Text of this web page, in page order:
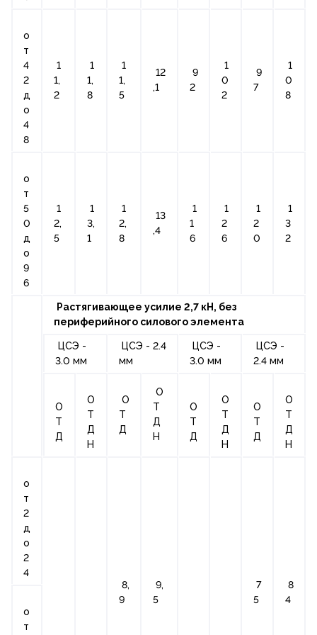
о
т
4
2
д
о
4
8
1
1,
2
1
1,
8
1
1,
5
12
,1
9
2
1
0
2
9
7
1
0
8
о
т
5
0
д
о
9
6
1
2,
5
1
3,
1
1
2,
8
13
,4
1
1
6
1
2
6
1
2
0
1
3
2
Растягивающее усилие 2,7 кН, без
периферийного силового элемента
ЦСЭ -
3.0 мм
ЦСЭ - 2.4
мм
ЦСЭ -
3.0 мм
ЦСЭ -
2.4 мм
О
Т
Д
О
Т
Д
Н
О
Т
Д
О
Т
Д
Н
О
Т
Д
О
Т
Д
Н
О
Т
Д
О
Т
Д
Н
о
т
2
д
о
2
4
8,
9
9,
5
7
5
8
4
о
т